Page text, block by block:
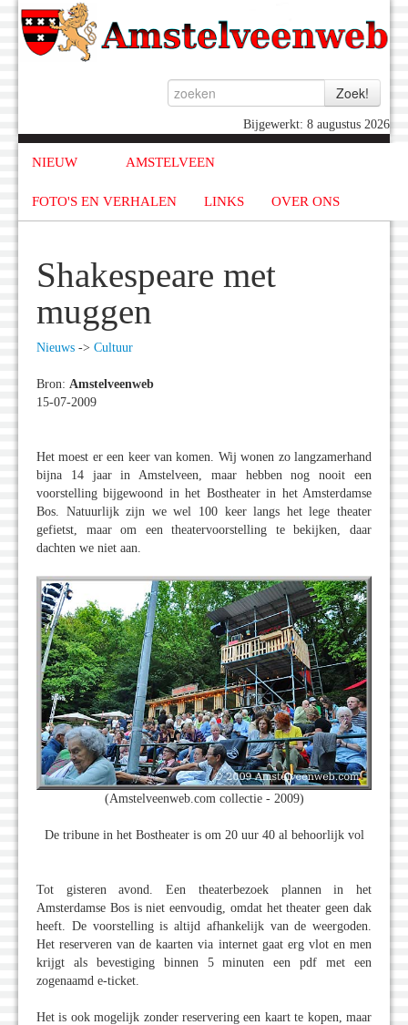
Bijgewerkt: 8 augustus 2026
NIEUW AMSTELVEEN
FOTO'S EN VERHALEN LINKS OVER ONS
Shakespeare met
muggen
Nieuws -> Cultuur
Bron: Amstelveenweb
15-07-2009
Het moest er een keer van komen. Wij wonen zo langzamerhand
bijna 14 jaar in Amstelveen, maar hebben nog nooit een
voorstelling bijgewoond in het Bostheater in het Amsterdamse
Bos. Natuurlijk zijn we wel 100 keer langs het lege theater
gefietst, maar om een theatervoorstelling te bekijken, daar
dachten we niet aan.
(Amstelveenweb.com collectie - 2009)
De tribune in het Bostheater is om 20 uur 40 al behoorlijk vol
Tot gisteren avond. Een theaterbezoek plannen in het
Amsterdamse Bos is niet eenvoudig, omdat het theater geen dak
heeft. De voorstelling is altijd afhankelijk van de weergoden.
Het reserveren van de kaarten via internet gaat erg vlot en men
krijgt als bevestiging binnen 5 minuten een pdf met een
zogenaamd e-ticket.
Het is ook mogelijk zonder reservering een kaart te kopen, maar